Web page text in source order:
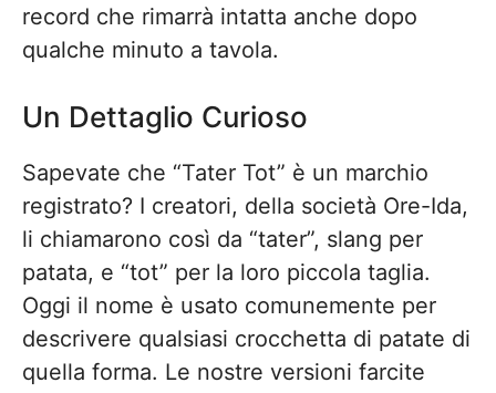
record che rimarrà intatta anche dopo
qualche minuto a tavola.
Un Dettaglio Curioso
Sapevate che “Tater Tot” è un marchio
registrato? I creatori, della società Ore-Ida,
li chiamarono così da “tater”, slang per
patata, e “tot” per la loro piccola taglia.
Oggi il nome è usato comunemente per
descrivere qualsiasi crocchetta di patate di
quella forma. Le nostre versioni farcite